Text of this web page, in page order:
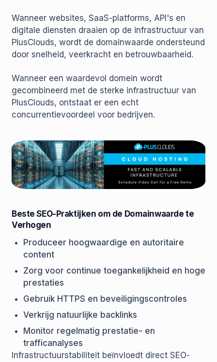
Wanneer websites, SaaS-platforms, API's en
digitale diensten draaien op de infrastructuur van
PlusClouds, wordt de domainwaarde ondersteund
door snelheid, veerkracht en betrouwbaarheid.
Wanneer een waardevol domein wordt
gecombineerd met de sterke infrastructuur van
PlusClouds, ontstaat er een echt
concurrentievoordeel voor bedrijven.
Beste SEO-Praktijken om de Domainwaarde te
Verhogen
Produceer hoogwaardige en autoritaire
content
Zorg voor continue toegankelijkheid en hoge
prestaties
Gebruik HTTPS en beveiligingscontroles
Verkrijg natuurlijke backlinks
Monitor regelmatig prestatie- en
trafficanalyses
Infrastructuurstabiliteit beïnvloedt direct SEO-